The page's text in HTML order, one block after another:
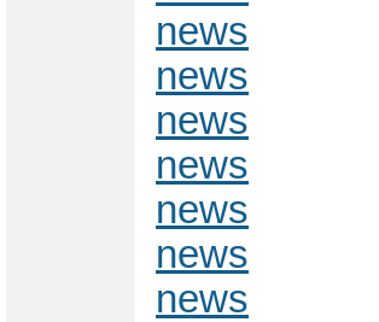
news
news
news
news
news
news
news